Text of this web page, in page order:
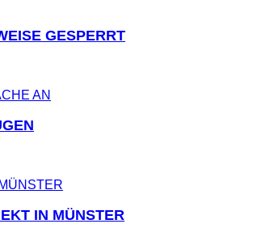
GESPERRT
IN MÜNSTER